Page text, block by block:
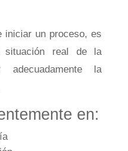
iniciar un proceso, es
situación real de la
la
en: